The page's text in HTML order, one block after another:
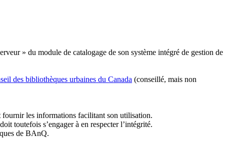
» du module de catalogage de son système intégré de gestion de
des bibliothèques urbaines du Canada (conseillé, mais non
fournir les informations facilitant son utilisation.
toutefois s’engager à en respecter l’intégrité.
de BAnQ.